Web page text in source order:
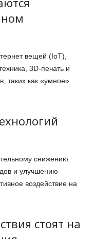
вещей (IoT),
3D-печать и
таких как «умное»
снижению
и улучшению
воздействие на
стоят на